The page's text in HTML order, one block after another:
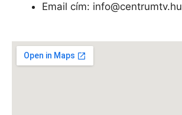
Email cím: info@centrumtv.hu